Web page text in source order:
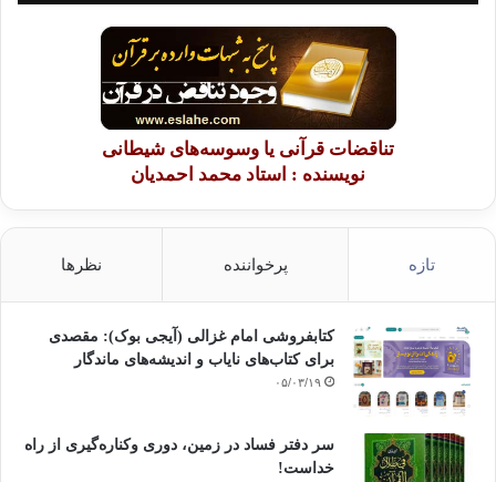
تناقضات قرآنی یا وسوسه‌های شیطانی
نویسنده : استاد محمد احمدیان
تازه پرخواننده نظرها
کتابفروشی امام غزالی (آیجی بوک): مقصدی
برای کتاب‌های نایاب و اندیشه‌های ماندگار
۰۵/۰۳/۱۹
سر دفتر فساد در زمین‌، دوری وکناره‌گیری از راه
خداست‌!